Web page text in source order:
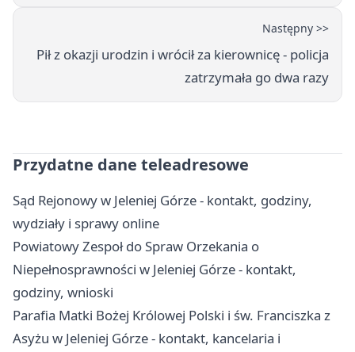
Następny >>
Pił z okazji urodzin i wrócił za kierownicę - policja
zatrzymała go dwa razy
Przydatne dane teleadresowe
Sąd Rejonowy w Jeleniej Górze - kontakt, godziny,
wydziały i sprawy online
Powiatowy Zespoł do Spraw Orzekania o
Niepełnosprawności w Jeleniej Górze - kontakt,
godziny, wnioski
Parafia Matki Bożej Królowej Polski i św. Franciszka z
Asyżu w Jeleniej Górze - kontakt, kancelaria i